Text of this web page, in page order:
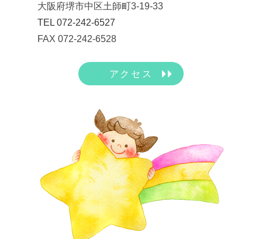
大阪府堺市中区土師町3-19-33
TEL 072-242-6527
FAX 072-242-6528
アクセス